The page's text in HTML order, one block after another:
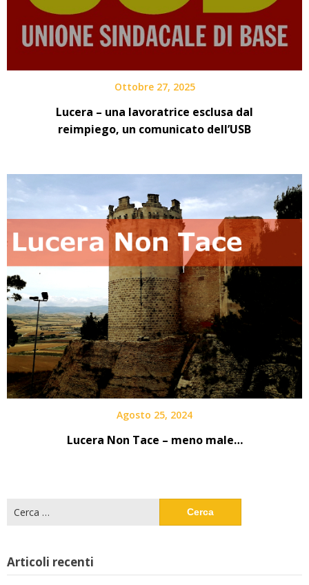
Ottobre 27, 2025
Lucera – una lavoratrice esclusa dal
reimpiego, un comunicato dell’USB
Agosto 25, 2024
Lucera Non Tace – meno male…
per:
Articoli recenti